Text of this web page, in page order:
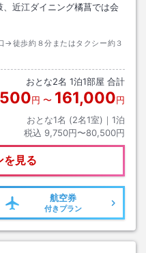
近江ダイニング橘菖では会
→徒歩約８分またはタクシー約３
おとな2名 1泊1部屋 合計
円 〜 161,000円
おとな1名 (2名1室)｜ 1泊
税込 9,750円〜80,500円
を見る
航空券
付きプラン